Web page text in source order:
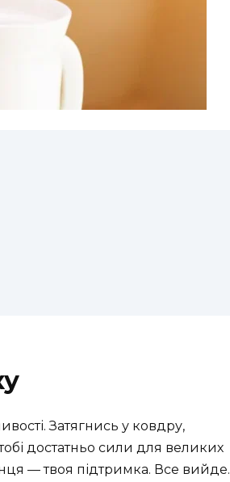
Затягнись у ковдру,
достатньо сили для великих
— твоя підтримка. Все вийде.